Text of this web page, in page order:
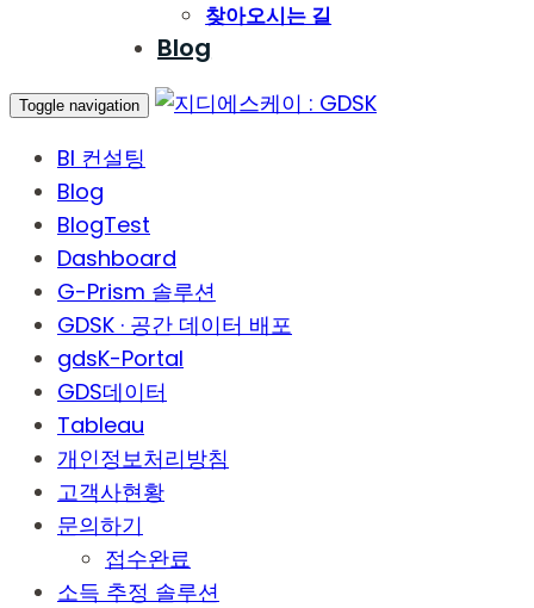
찾아오시는 길
Blog
Toggle navigation
BI 컨설팅
Blog
BlogTest
Dashboard
G-Prism 솔루션
GDSK · 공간 데이터 배포
gdsK-Portal
GDS데이터
Tableau
개인정보처리방침
고객사현황
문의하기
접수완료
소득 추정 솔루션